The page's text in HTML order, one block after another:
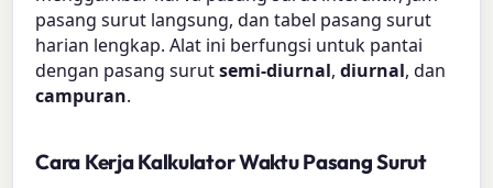
pasang surut langsung, dan tabel pasang surut
harian lengkap. Alat ini berfungsi untuk pantai
dengan pasang surutsemi-diurnal,diurnal, dan
campuran.
Cara Kerja Kalkulator Waktu Pasang Surut